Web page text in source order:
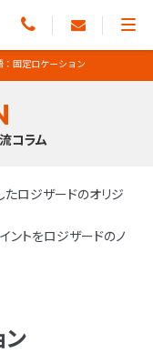
：固定ロケーション
コラム
たロジザードのオリジ
トをロジザードのノ
ン